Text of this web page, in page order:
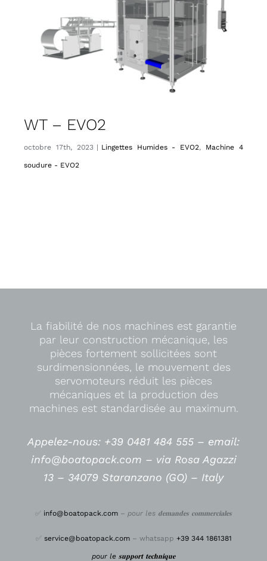
WT – EVO2
octobre 17th, 2023 | Lingettes Humides - EVO2, Machine 4
soudure - EVO2
La fiabilité de nos machines est garantie
par leur construction mécanique, les
pièces fortement sollicitées sont
surdimensionnées, le mouvement des
servomoteurs réduit les pièces
mécaniques et la production des
machines est standardisée au maximum.
Appelez-nous: +39 0481 484 555 – email:
info@boatopack.com – via Rosa Agazzi
13 – 34079 Staranzano (GO) – Italy
✅ info@boatopack.com – pour les 𝐝𝐞𝐦𝐚𝐧𝐝𝐞𝐬 𝐜𝐨𝐦𝐦𝐞𝐫𝐜𝐢𝐚𝐥𝐞𝐬
✅ service@boatopack.com– whatsapp +39 344 1861381
pour le 𝐬𝐮𝐩𝐩𝐨𝐫𝐭 𝐭𝐞𝐜𝐡𝐧𝐢𝐪𝐮𝐞